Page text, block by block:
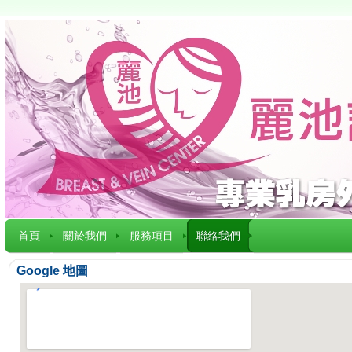
首頁 關於我們 服務項目 聯絡我們
Google 地圖